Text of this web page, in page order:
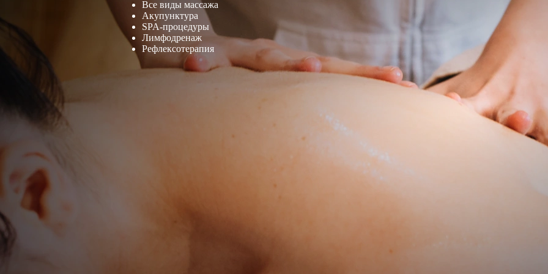
Все виды массажа
Акупунктура
SPA-процедуры
Лимфодренаж
Рефлексотерапия